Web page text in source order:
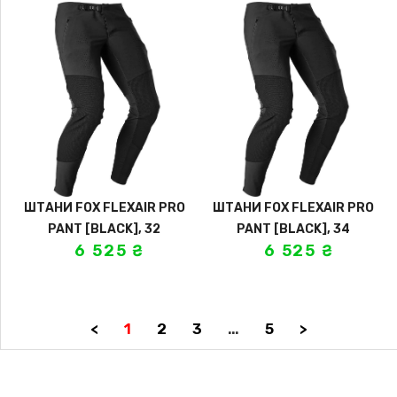
ШТАНИ FOX FLEXAIR PRO
PANT [BLACK], 32
6 525₴
ШТАНИ FOX FLEXAIR PRO
PANT [BLACK], 34
6 525 ₴
< 1 2 3 … 5 >